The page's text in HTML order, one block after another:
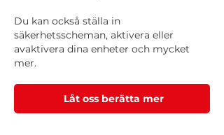
Du kan också ställa in
säkerhetsscheman, aktivera eller
avaktivera dina enheter och mycket
mer.
Låt oss berätta mer